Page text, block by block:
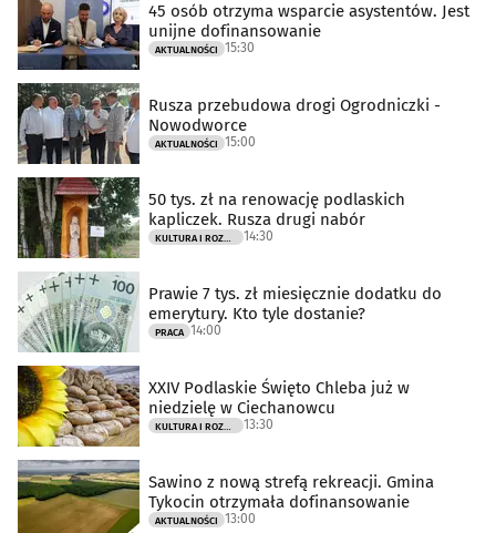
45 osób otrzyma wsparcie asystentów. Jest
unijne dofinansowanie
AKTUALNOŚCI 15:30
Rusza przebudowa drogi Ogrodniczki -
Nowodworce
AKTUALNOŚCI 15:00
50 tys. zł na renowację podlaskich
kapliczek. Rusza drugi nabór
KULTURA I ROZRYWKA 14:30
Prawie 7 tys. zł miesięcznie dodatku do
emerytury. Kto tyle dostanie?
PRACA 14:00
XXIV Podlaskie Święto Chleba już w
niedzielę w Ciechanowcu
KULTURA I ROZRYWKA 13:30
Sawino z nową strefą rekreacji. Gmina
Tykocin otrzymała dofinansowanie
AKTUALNOŚCI 13:00